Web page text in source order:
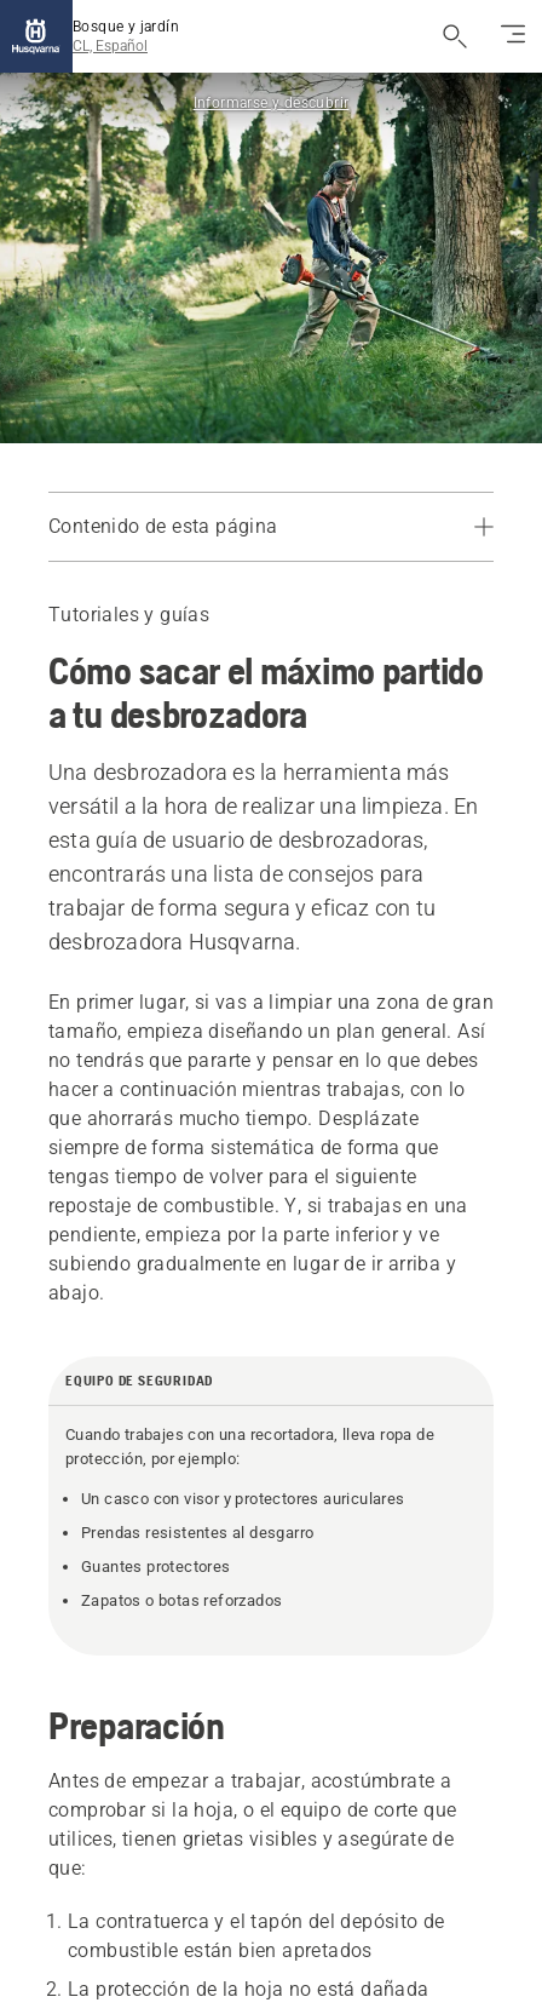
Bosque y jardín
CL, Español
Informarse y descubrir
Contenido de esta página
El arnés
Mantenimiento y reparación
Tutoriales y guías
Cómo sacar el máximo partido
a tu desbrozadora
Una desbrozadora es la herramienta más
versátil a la hora de realizar una limpieza. En
esta guía de usuario de desbrozadoras,
encontrarás una lista de consejos para
trabajar de forma segura y eficaz con tu
desbrozadora Husqvarna.
En primer lugar, si vas a limpiar una zona de gran
tamaño, empieza diseñando un plan general. Así
no tendrás que pararte y pensar en lo que debes
hacer a continuación mientras trabajas, con lo
que ahorrarás mucho tiempo. Desplázate
siempre de forma sistemática de forma que
tengas tiempo de volver para el siguiente
repostaje de combustible. Y, si trabajas en una
pendiente, empieza por la parte inferior y ve
subiendo gradualmente en lugar de ir arriba y
abajo.
EQUIPO DE SEGURIDAD
Cuando trabajes con una recortadora, lleva ropa de
protección, por ejemplo:
Un casco con visor y protectores auriculares
Prendas resistentes al desgarro
Guantes protectores
Zapatos o botas reforzados
Preparación
Antes de empezar a trabajar, acostúmbrate a
comprobar si la hoja, o el equipo de corte que
utilices, tienen grietas visibles y asegúrate de
que:
La contratuerca y el tapón del depósito de
combustible están bien apretados
La protección de la hoja no está dañada